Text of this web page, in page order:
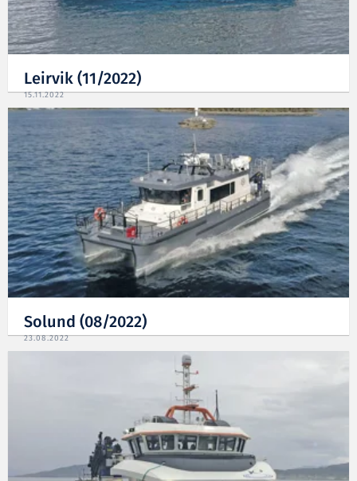
Leirvik (11/2022)
15.11.2022
Solund (08/2022)
23.08.2022